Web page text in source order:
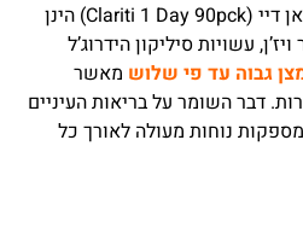
עדשות מגע יומיות קלריטי ואן דיי (Clariti 1 Day 90pck) הינן
עשויות סיליקון הידרוג’ל
גבוה עד פי שלוש מאשר
דבר השומר על בריאות העיניים
נוחות מעולה לאורך כל